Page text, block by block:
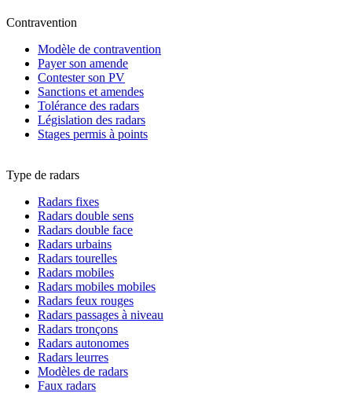
Contravention
Modèle de contravention
Payer son amende
Contester son PV
Sanctions et amendes
Tolérance des radars
Législation des radars
Stages permis à points
Type de radars
Radars fixes
Radars double sens
Radars double face
Radars urbains
Radars tourelles
Radars mobiles
Radars mobiles mobiles
Radars feux rouges
Radars passages à niveau
Radars tronçons
Radars autonomes
Radars leurres
Modèles de radars
Faux radars